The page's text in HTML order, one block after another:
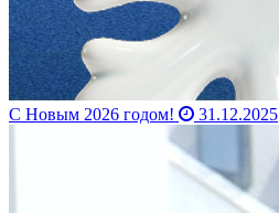
С Новым 2026 годом! 31.12.2025